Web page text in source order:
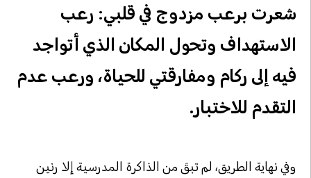
شعرت برعب مزدوج في قلبي: رعب
الاستهداف وتحول المكان الذي أتواجد
فيه إلى ركام ومفارقتي للحياة، ورعب عدم
التقدم للاختبار.
وفي نهاية الطريق، لم تبقَ من الذاكرة المدرسية إلا رنين